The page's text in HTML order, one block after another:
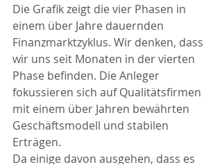
Die Grafik zeigt die vier Phasen in
einem über Jahre dauernden
Finanzmarktzyklus. Wir denken, dass
wir uns seit Monaten in der vierten
Phase befinden. Die Anleger
fokussieren sich auf Qualitätsfirmen
mit einem über Jahren bewährten
Geschäftsmodell und stabilen
Erträgen.
Da einige davon ausgehen, dass es